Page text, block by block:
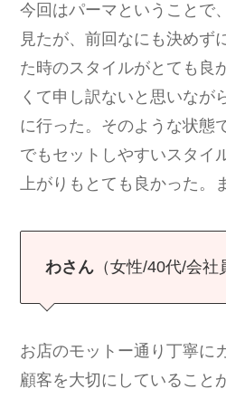
今回はパーマということで
見たが、前回なにも決めず
た時のスタイルがとても良
くて申し訳ないと思いなが
に行った。そのような状態
でもセットしやすいスタイ
上がりもとても良かった。
わさん （女性/40代/会社
お店のモットー通り丁寧に
顧客を大切にしていること